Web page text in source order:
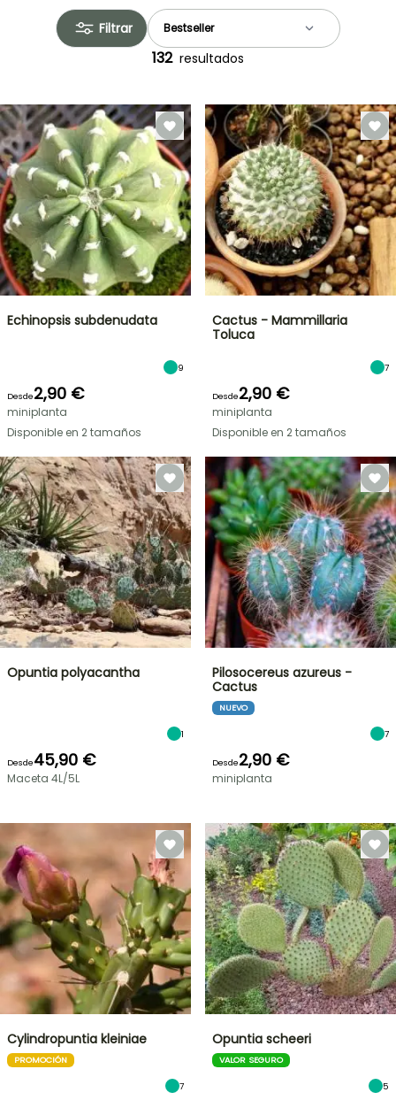
Filtrar
132 resultados
Echinopsis subdenudata
9
Desde2,90 €
miniplanta
Disponible en 2 tamaños
Cactus - Mammillaria
Toluca
7
Desde2,90 €
miniplanta
Disponible en 2 tamaños
Opuntia polyacantha
1
Desde45,90 €
Maceta 4L/5L
Pilosocereus azureus -
Cactus
NUEVO
7
Desde2,90 €
miniplanta
Cylindropuntia kleiniae
PROMOCIÓN
7
Opuntia scheeri
VALOR SEGURO
5